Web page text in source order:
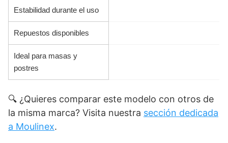
Estabilidad durante el uso
Repuestos disponibles
Ideal para masas y
postres
🔍 ¿Quieres comparar este modelo con otros de
la misma marca? Visita nuestra sección dedicada
a Moulinex.